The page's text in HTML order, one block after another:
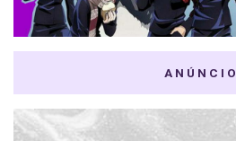
ANÚNCIO